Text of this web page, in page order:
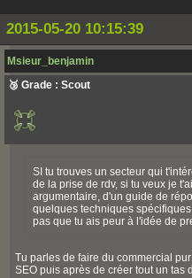
2015-05-20 10:15:39
Msieur_benjamin
🥉 Grade : Scout
SI tu trouves un secteur qui
de la prise de rdv, si tu veux je
argumentaire, d'un guide de
quelques techniques
pas que tu ais peur à l'idée de
Tu parles de faire du commercial
SEO puis après de créer tout un tas